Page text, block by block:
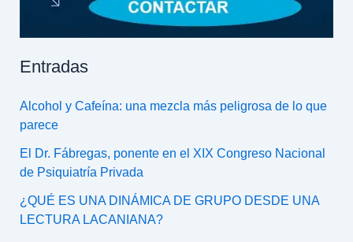
Entradas
Alcohol y Cafeína: una mezcla más peligrosa de lo que
parece
El Dr. Fábregas, ponente en el XIX Congreso Nacional
de Psiquiatría Privada
¿QUÉ ES UNA DINÁMICA DE GRUPO DESDE UNA
LECTURA LACANIANA?